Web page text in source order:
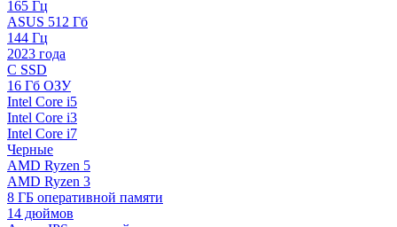
165 Гц
ASUS 512 Гб
144 Гц
2023 года
С SSD
16 Гб ОЗУ
Intel Core i5
Intel Core i3
Intel Core i7
Черные
AMD Ryzen 5
AMD Ryzen 3
8 ГБ оперативной памяти
14 дюймов